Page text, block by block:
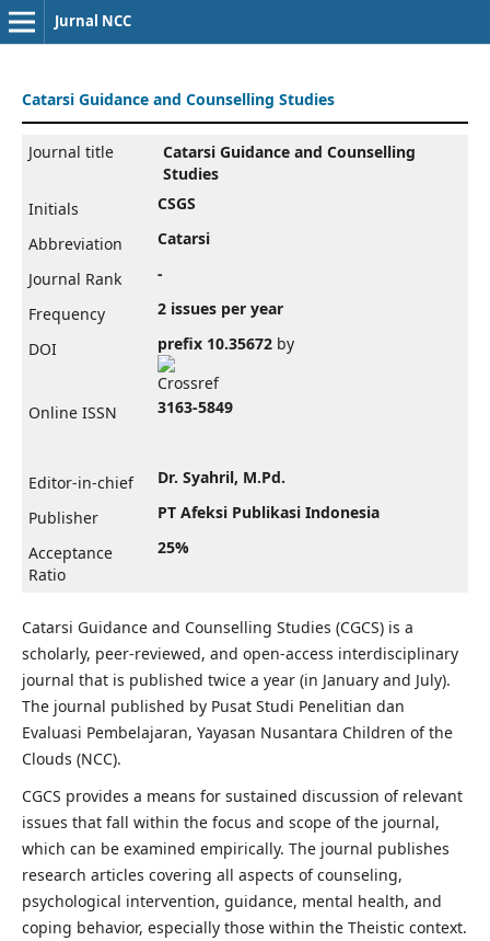
Jurnal NCC
Catarsi Guidance and Counselling Studies
Journal title
Catarsi Guidance and Counselling
Studies
Initials
CSGS
Abbreviation
Catarsi
Journal Rank
-
Frequency
2 issues per year
DOI
prefix 10.35672 by
Online ISSN 3163-5849
Editor-in-chief
Dr. Syahril, M.Pd.
Publisher
PT Afeksi Publikasi Indonesia
Acceptance
Ratio
25%
Catarsi Guidance and Counselling Studies (CGCS) is a
scholarly, peer-reviewed, and open-access interdisciplinary
journal that is published twice a year (in January and July).
The journal published by Pusat Studi Penelitian dan
Evaluasi Pembelajaran, Yayasan Nusantara Children of the
Clouds (NCC).
CGCS provides a means for sustained discussion of relevant
issues that fall within the focus and scope of the journal,
which can be examined empirically. The journal publishes
research articles covering all aspects of counseling,
psychological intervention, guidance, mental health, and
coping behavior, especially those within the Theistic context.